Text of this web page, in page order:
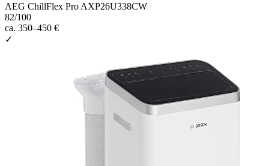
AEG ChillFlex Pro AXP26U338CW
82/100
ca. 350–450 €
✓